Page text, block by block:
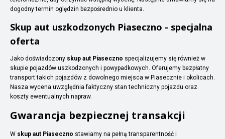
dogodny termin oględzin bezpośrednio u klienta.
Skup aut uszkodzonych Piaseczno - specjalna
oferta
Jako doświadczony skup aut Piaseczno specjalizujemy się również w
skupie pojazdów uszkodzonych i powypadkowych. Oferujemy bezpłatny
transport takich pojazdów z dowolnego miejsca w Piasecznie i okolicach.
Nasza wycena uwzględnia faktyczny stan techniczny pojazdu oraz
koszty ewentualnych napraw.
Gwarancja bezpiecznej transakcji
W skup aut Piaseczno stawiamy na pełną transparentność i